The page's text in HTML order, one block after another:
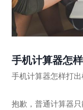
手机计算器怎
手机计算器怎样打
抱歉，普通计算器